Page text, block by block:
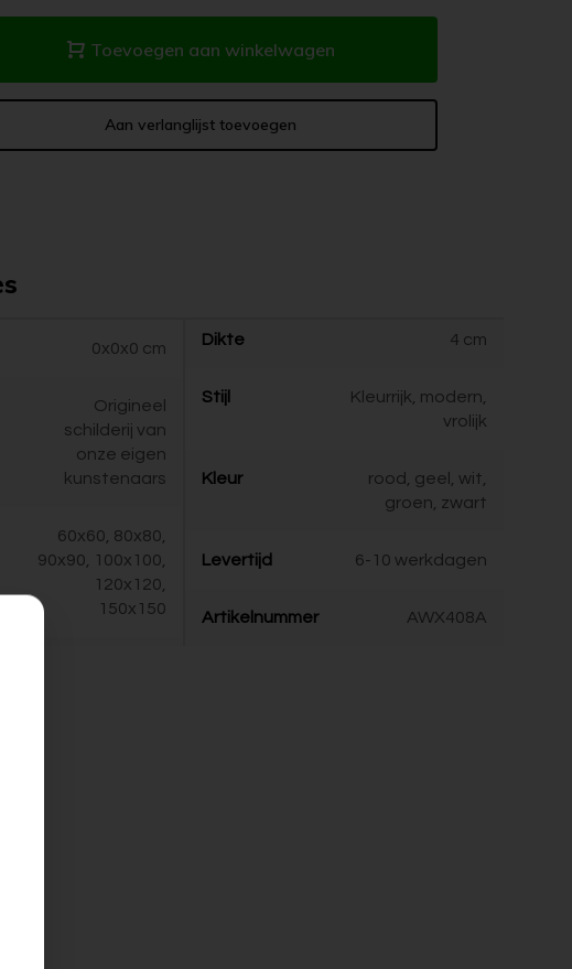
Toevoegen aan winkelwagen
Aan verlanglijst toevoegen
0x0x0 cm
Origineel
schilderij van
onze eigen
kunstenaars
60x60, 80x80,
90x90, 100x100,
120x120,
150x150
Dikte 4 cm
Stijl
Kleurrijk, modern,
vrolijk
Kleur
rood, geel, wit,
groen, zwart
Levertijd 6-10 werkdagen
Artikelnummer AWX408A